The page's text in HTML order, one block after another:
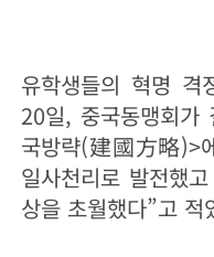
유학생들의 혁명 격
20일, 중국동맹회가
국방략(建國方略)>
일사천리로 발전했
상을 초월했다”고 적